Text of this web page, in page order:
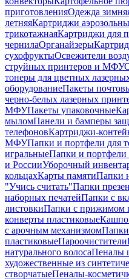
приготовленияОдежда
летняяКартриджи
трикотажнаяКартриджи для
чернилаОрганайзеры
сухофруктыОсвежители
струйных принтеров и МФУ
тонеры для цветных
оборудованиеПакеты
черно-белых лазерных
МФУПакеты упаковочные
мыломПанели и бамперы
телефоновКартриджи-
МФУПапки и портфели для
игральныеПапки и портфели
и РоссииУборочный
кольцахКарты памятиПапки
"Учись считать"Папки
наборных печатейПапки с
листовкиПапки с прижимом
конверты пластиковыеКашпо
с арочным механизмом
пластиковыеПароочистители
натурального волосаПеналы
художественные из
створчатыеПеналы-